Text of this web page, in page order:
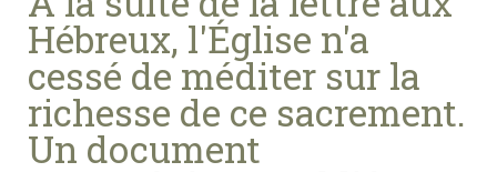
Hébreux, l'Église n'a
cessé de méditer sur la
richesse de ce sacrement.
Un document